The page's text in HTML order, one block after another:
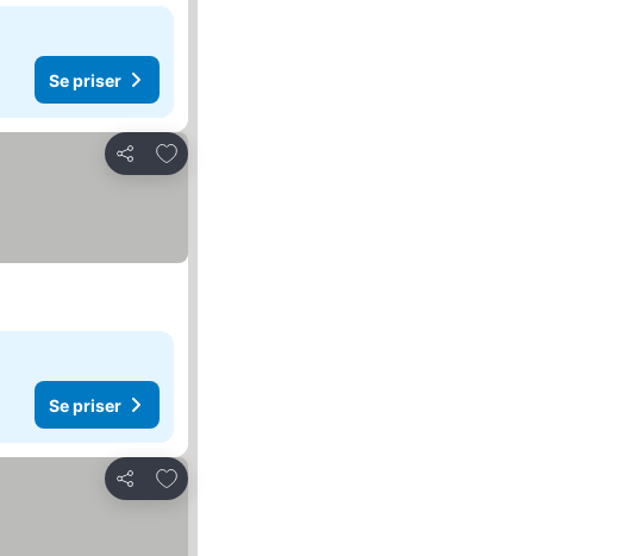
Se priser
Del
Legg til i favoritter
Se priser
Del
Legg til i favoritter